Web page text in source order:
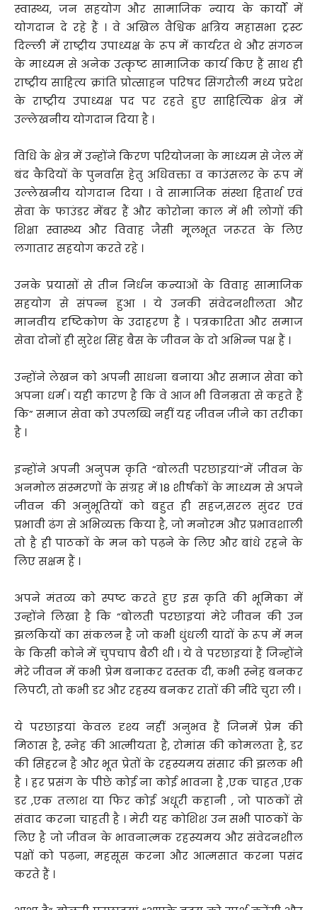
स्वास्थ्य, जन सहयोग और सामाजिक न्याय के कार्यों में
योगदान दे रहे हैं । वे अखिल वैश्विक क्षत्रिय महासभा ट्रस्ट
दिल्ली में राष्ट्रीय उपाध्यक्ष के रूप में कार्यरत थे और संगठन
के माध्यम से अनेक उत्कृष्ट सामाजिक कार्य किए हैं साथ ही
राष्ट्रीय साहित्य क्रांति प्रोत्साहन परिषद सिंगरौली मध्य प्रदेश
के राष्ट्रीय उपाध्यक्ष पद पर रहते हुए साहित्यिक क्षेत्र में
उल्लेखनीय योगदान दिया है ।
विधि के क्षेत्र में उन्होंने किरण परियोजना के माध्यम से जेल में
बंद कैदियों के पुनर्वास हेतु अधिवक्ता व काउंसलर के रूप में
उल्लेखनीय योगदान दिया । वे सामाजिक संस्था हितार्थ एवं
सेवा के फाउंडर मेंबर हैं और कोरोना काल में भी लोगों की
शिक्षा स्वास्थ्य और विवाह जैसी मूलभूत जरूरत के लिए
लगातार सहयोग करते रहे ।
उनके प्रयासों से तीन निर्धन कन्याओं के विवाह सामाजिक
सहयोग से संपन्न हुआ । ये उनकी संवेदनशीलता और
मानवीय दृष्टिकोण के उदाहरण हैं । पत्रकारिता और समाज
सेवा दोनों ही सुरेश सिंह बैस के जीवन के दो अभिन्न पक्ष हैं ।
उन्होंने लेखन को अपनी साधना बनाया और समाज सेवा को
अपना धर्म । यही कारण है कि वे आज भी विनम्रता से कहते हैं
कि” समाज सेवा को उपलब्धि नहीं यह जीवन जीने का तरीका
है ।
इन्होंने अपनी अनुपम कृति “बोलती परछाइयां”में जीवन के
अनमोल संस्मरणों के संग्रह में 18 शीर्षकों के माध्यम से अपने
जीवन की अनुभूतियों को बहुत ही सहज,सरल सुंदर एवं
प्रभावी ढंग से अभिव्यक्त किया है, जो मनोरम और प्रभावशाली
तो है ही पाठकों के मन को पढ़ने के लिए और बांधे रहने के
लिए सक्षम हैं ।
अपने मंतव्य को स्पष्ट करते हुए इस कृति की भूमिका में
उन्होंने लिखा है कि “बोलती परछाइयां मेरे जीवन की उन
झलकियों का संकलन है जो कभी धुंधली यादों के रूप में मन
के किसी कोने में चुपचाप बैठी थी । ये वे परछाइयां हैं जिन्होंने
मेरे जीवन में कभी प्रेम बनाकर दस्तक दी, कभी स्नेह बनकर
लिपटी, तो कभी डर और रहस्य बनकर रातों की नींदे चुरा ली ।
ये परछाइयां केवल दृश्य नहीं अनुभव हैं जिनमें प्रेम की
मिठास है, स्नेह की आत्मीयता है, रोमांस की कोमलता है, डर
की सिहरन है और भूत प्रेतों के रहस्यमय संसार की झलक भी
है । हर प्रसंग के पीछे कोई ना कोई भावना है ,एक चाहत ,एक
डर ,एक तलाश या फिर कोई अधूरी कहानी , जो पाठकों से
संवाद करना चाहती है । मेरी यह कोशिश उन सभी पाठकों के
लिए है जो जीवन के भावनात्मक रहस्यमय और संवेदनशील
पक्षों को पढ़ना, महसूस करना और आत्मसात करना पसंद
करते हैं ।